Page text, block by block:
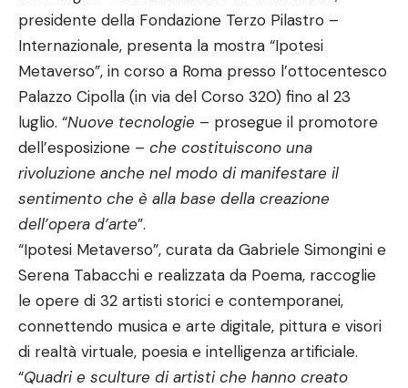
presidente della Fondazione Terzo Pilastro –
Internazionale, presenta la mostra “Ipotesi
Metaverso”, in corso a Roma presso l’ottocentesco
Palazzo Cipolla (in via del Corso 320) fino al 23
luglio. “Nuove tecnologie – prosegue il promotore
dell’esposizione – che costituiscono una
rivoluzione anche nel modo di manifestare il
sentimento che è alla base della creazione
dell’opera d’arte”.
“Ipotesi Metaverso”, curata da Gabriele Simongini e
Serena Tabacchi e realizzata da Poema, raccoglie
le opere di 32 artisti storici e contemporanei,
connettendo musica e arte digitale, pittura e visori
di realtà virtuale, poesia e intelligenza artificiale.
“Quadri e sculture di artisti che hanno creato